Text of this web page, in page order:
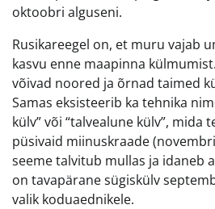
oktoobri alguseni.
Rusikareegel on, et muru vajab
kasvu enne maapinna
võivad noored ja õrnad taimed
Samas eksisteerib ka tehnika
külv” või “talvealune külv”, mida
püsivaid miinuskraade
seeme talvitub mullas ja idaneb
on tavapärane sügiskülv
valik koduaednikele.